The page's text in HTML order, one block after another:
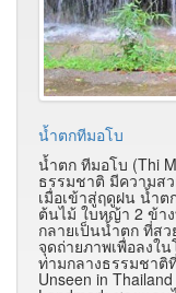
น้ำตกทีมอโบ
น้ำตก ทีมอโบ (Thi
ธรรมชาติ มีความส
เมื่อเข้าสู่ฤดูฝน น้ำ
ต้นไม้ ใบหญ้า 2 ข้า
กลายเป็นน้ำตก ที่ส
จุดถ่ายภาพเพื่อลงใ
ท่ามกลางธรรมชาติ
Unseen in